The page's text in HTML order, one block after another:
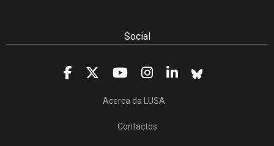
Social
Acerca da LUSA
Contactos